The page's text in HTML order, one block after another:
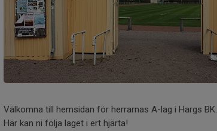
Välkomna till hemsidan för herrarnas A-lag i Hargs BK.
Här kan ni följa laget i ert hjärta!